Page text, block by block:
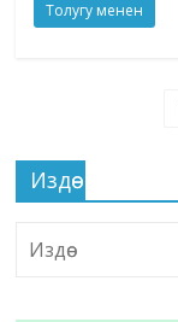
Толугу менен
Издөө